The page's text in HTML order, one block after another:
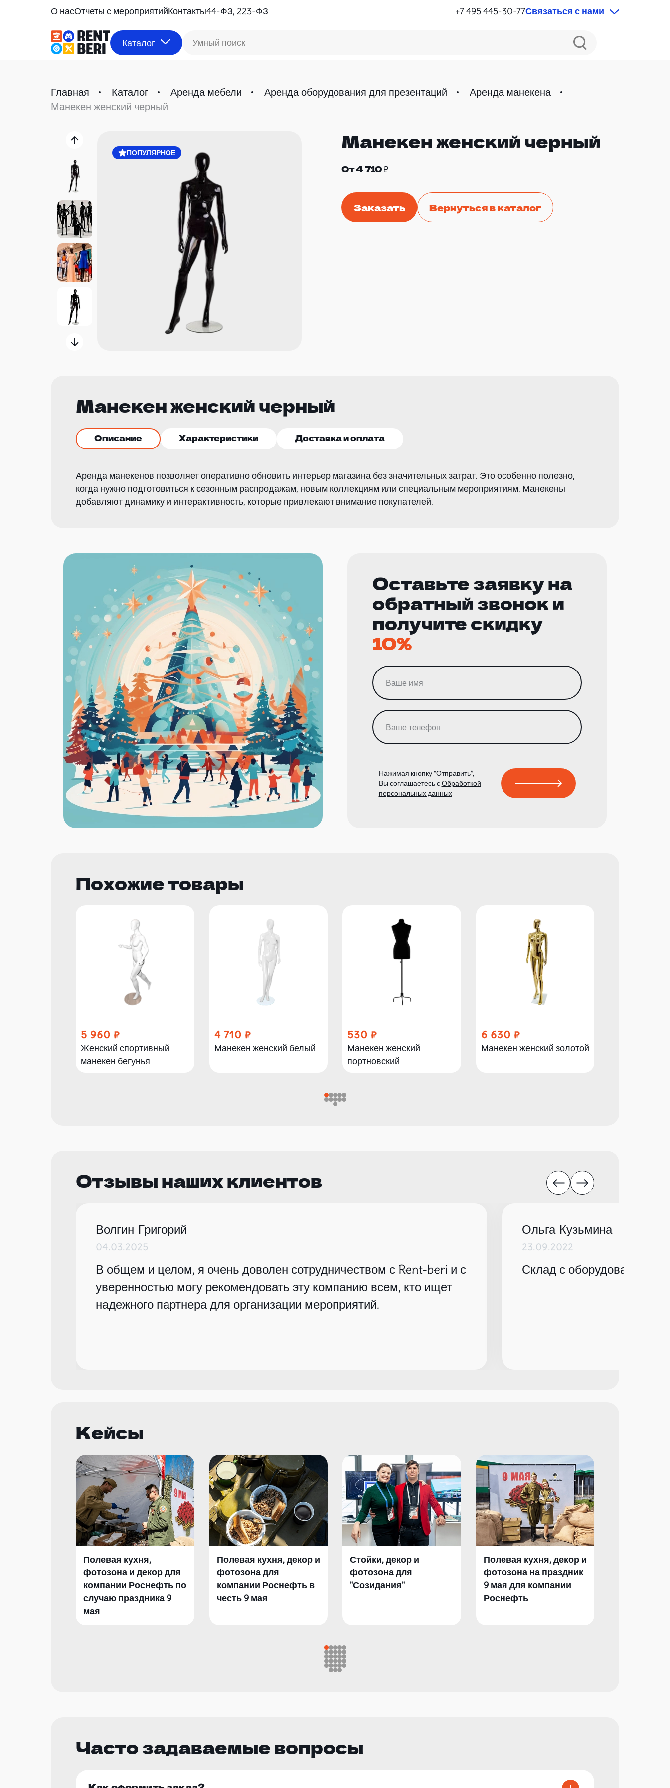
О насОтчеты с мероприятийКонтакты44-ФЗ, 223-ФЗ +7 495 445-30-77Связаться с нами
Каталог Умный поиск
Главная Каталог Аренда мебели Аренда оборудования для презентаций
Аренда манекена
Манекен женский черный
ПОПУЛЯРНОЕ ПОПУЛЯРНОЕ
Манекен женский черный
От 4 710 ₽
Заказать Вернуться в каталог
Манекен женский черный
Описание Характеристики Доставка и оплата
Аренда манекенов позволяет оперативно обновить интерьер магазина без значительных затрат. Это особенно полезно,
когда нужно подготовиться к сезонным распродажам, новым коллекциям или специальным мероприятиям. Манекены
добавляют динамику и интерактивность, которые привлекают внимание покупателей.
Оставьте заявку на
обратный звонок и
получите скидку
10%
Нажимая кнопку “Отправить”,
Вы соглашаетесь сОбработкой
персональных данных
Похожие товары
5 960
Женский спортивный
манекен бегунья
4 710
Манекен женский белый
530
Манекен женский
портновский
6 630
Манекен женский золотой
Отзывы наших клиентов
Волгин Григорий
04.03.2025
В общем и целом, я очень доволен сотрудничеством с Rent-beri и с
уверенностью могу рекомендовать эту компанию всем, кто ищет
надежного партнера для организации мероприятий.
Ольга Кузьмина
23.09.2022
Склад с оборудованием
Кейсы
Полевая кухня,
фотозона и декор для
компании Роснефть по
случаю праздника 9
мая
Полевая кухня, декор и
фотозона для
компании Роснефть в
честь 9 мая
Стойки, декор и
фотозона для
"Созидания"
Полевая кухня, декор и
фотозона на праздник
9 мая для компании
Роснефть
Часто задаваемые вопросы